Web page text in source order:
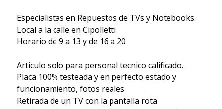
Especialistas en Repuestos de TVs y Notebooks.
Local a la calle en Cipolletti
Horario de 9 a 13 y de 16 a 20
Articulo solo para personal tecnico calificado.
Placa 100% testeada y en perfecto estado y
funcionamiento, fotos reales
Retirada de un TV con la pantalla rota